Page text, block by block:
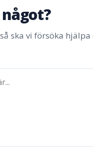
ska vi försöka hjälpa